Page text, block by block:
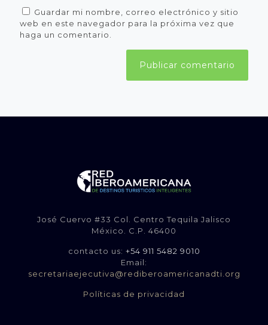
Guardar mi nombre, correo electrónico y sitio
web en este navegador para la próxima vez que
haga un comentario.
José Cuervo #33 Col. Centro Tequila Jalisco
México. C.P. 46400
contacto us: +54 911 5482 9010
Email:
secretariaejecutiva@rediberoamericanadti.org
Políticas de privacidad